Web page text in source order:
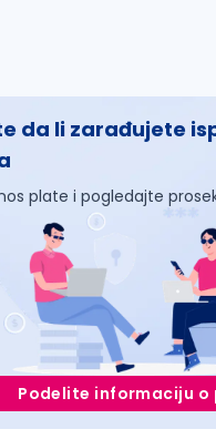
da li zarađujete
plate i pogledajte
Podelite informaciju o